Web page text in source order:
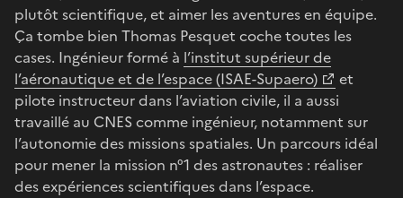
plutôt scientifique, et aimer les aventures en équipe.
Ça tombe bien Thomas Pesquet coche toutes les
cases. Ingénieur formé à l’institut supérieur de
l’aéronautique et de l’espace (ISAE-Supaero)
et
pilote instructeur dans l’aviation civile, il a aussi
travaillé au CNES comme ingénieur, notamment sur
l’autonomie des missions spatiales. Un parcours idéal
pour mener la mission n°1 des astronautes : réaliser
des expériences scientifiques dans l’espace.